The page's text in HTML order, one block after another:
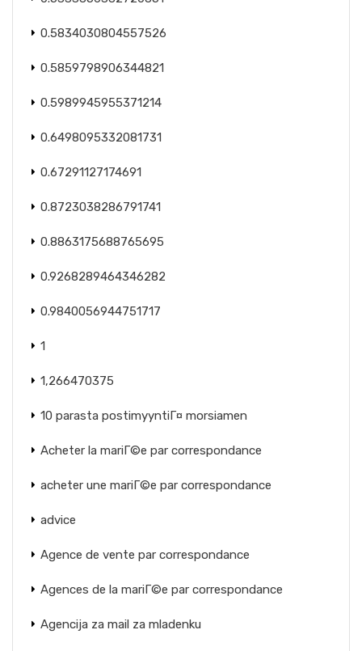
0.5834030804557526
0.5859798906344821
0.5989945955371214
0.6498095332081731
0.67291127174691
0.8723038286791741
0.8863175688765695
0.9268289464346282
0.9840056944751717
1
1,266470375
10 parasta postimyyntiГ¤ morsiamen
Acheter la mariГ©e par correspondance
acheter une mariГ©e par correspondance
advice
Agence de vente par correspondance
Agences de la mariГ©e par correspondance
Agencija za mail za mladenku